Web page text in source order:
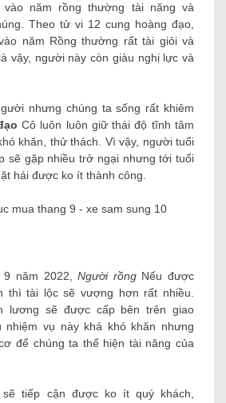
vào năm rồng thường tài năng và
Theo tử vi 12 cung hoàng đạo,
năm Rồng thường rất tài giỏi và
vậy, người này còn giàu nghị lực và
nhưng chúng ta sống rất khiêm
Cô luôn luôn giữ thái độ tĩnh tâm
khăn, thử thách. Vì vậy, người tuổi
sẽ gặp nhiều trở ngại nhưng tới tuổi
hái được ko ít thành công.
9 năm 2022,Người rồngNếu được
thì tài lộc sẽ vượng hơn rất nhiều.
lương sẽ được cấp bên trên giao
nhiệm vụ này khá khó khăn nhưng
để chúng ta thể hiện tài năng của
sẽ tiếp cận được ko ít quý khách,